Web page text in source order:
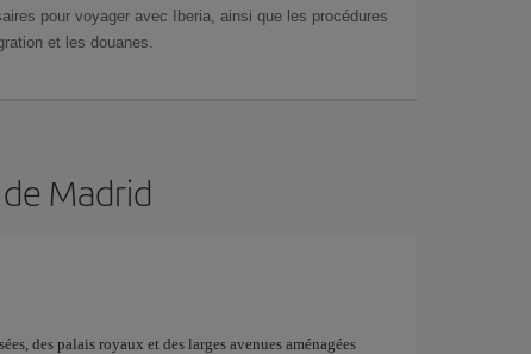
pour voyager avec Iberia, ainsi que les procédures
et les douanes.
Madrid
des palais royaux et des larges avenues aménagées